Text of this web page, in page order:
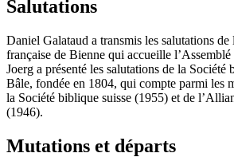
Salutations
Daniel Galataud a transmis les salutations de
française de Bienne qui accueille
Joerg a présenté les salutations de la Société
Bâle, fondée en 1804, qui compte parmi les
la Société biblique suisse (1955) et de
(1946).
Mutations et départs